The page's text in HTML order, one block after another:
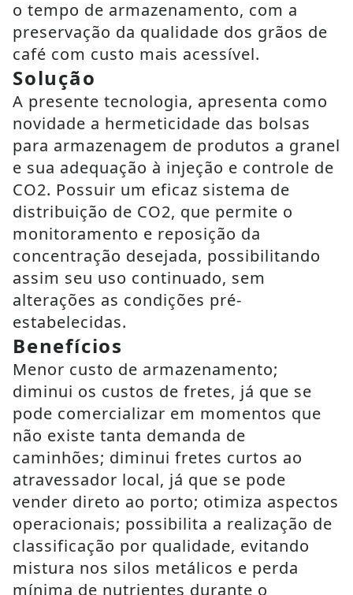
o tempo de armazenamento, com a
preservação da qualidade dos grãos de
café com custo mais acessível.
Solução
A presente tecnologia, apresenta como
novidade a hermeticidade das bolsas
para armazenagem de produtos a granel
e sua adequação à injeção e controle de
CO2. Possuir um eficaz sistema de
distribuição de CO2, que permite o
monitoramento e reposição da
concentração desejada, possibilitando
assim seu uso continuado, sem
alterações as condições pré-
estabelecidas.
Benefícios
Menor custo de armazenamento;
diminui os custos de fretes, já que se
pode comercializar em momentos que
não existe tanta demanda de
caminhões; diminui fretes curtos ao
atravessador local, já que se pode
vender direto ao porto; otimiza aspectos
operacionais; possibilita a realização de
classificação por qualidade, evitando
mistura nos silos metálicos e perda
mínima de nutrientes durante o